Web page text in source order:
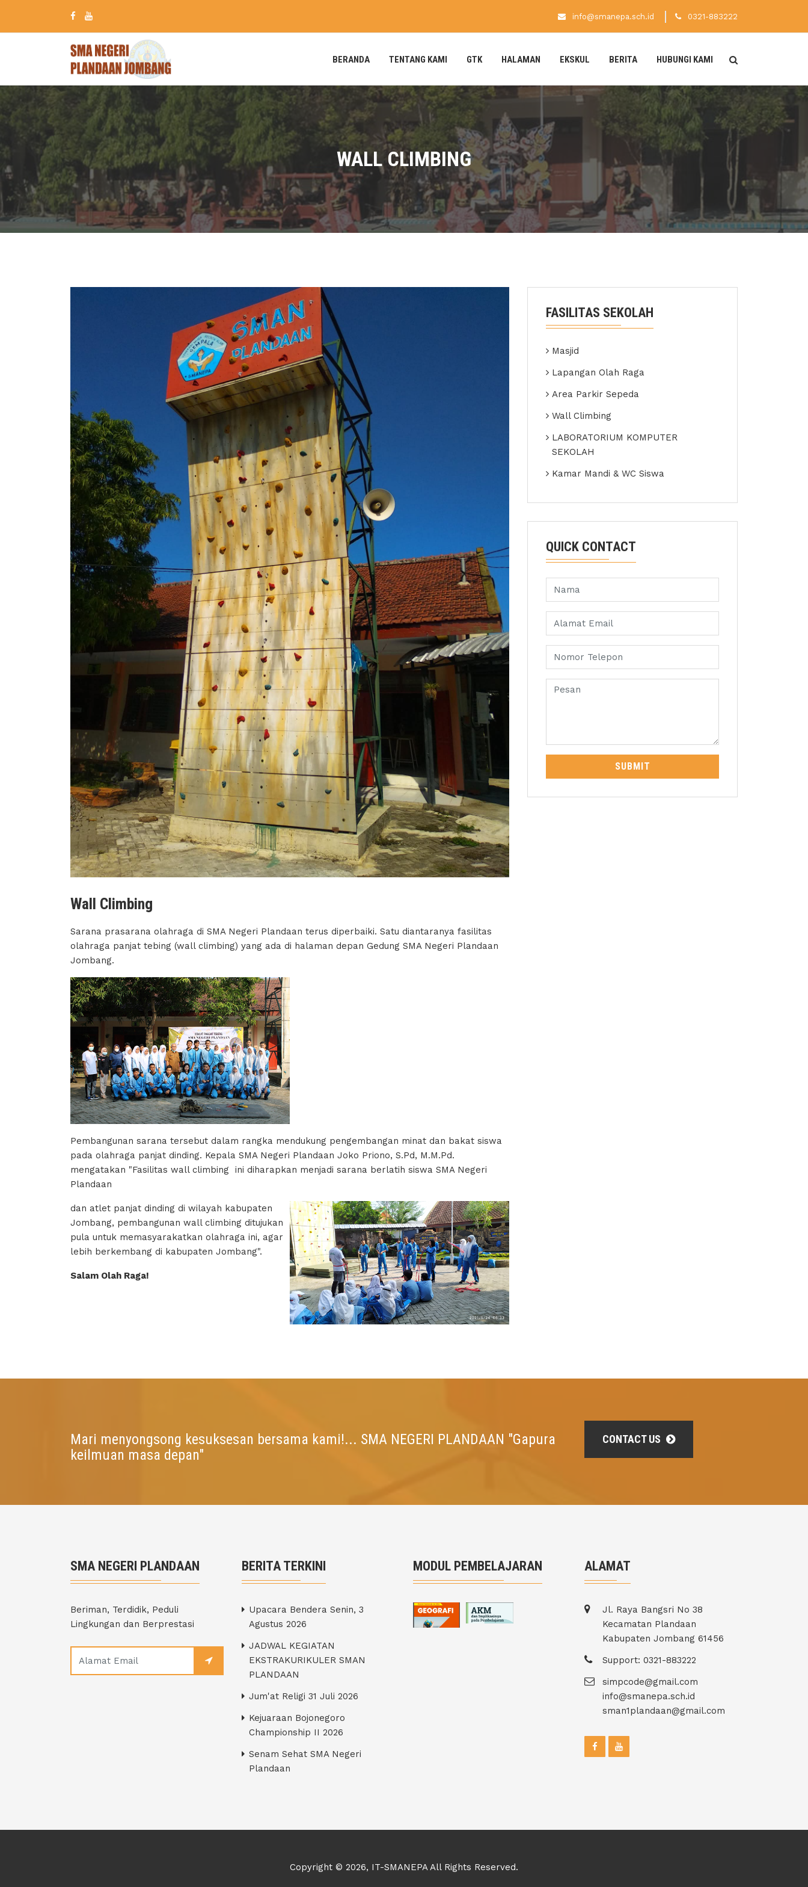
info@smanepa.sch.id 0321-883222
BERANDA TENTANG KAMI GTK HALAMAN EKSKUL BERITA HUBUNGI KAMI
WALL CLIMBING
Wall Climbing
Sarana prasarana olahraga di SMA Negeri Plandaan terus diperbaiki. Satu diantaranya fasilitas
olahraga panjat tebing (wall climbing) yang ada di halaman depan Gedung SMA Negeri Plandaan
Jombang.
Pembangunan sarana tersebut dalam rangka mendukung pengembangan minat dan bakat siswa
pada olahraga panjat dinding. Kepala SMA Negeri Plandaan Joko Priono, S.Pd, M.M.Pd.
mengatakan "Fasilitas wall climbing ini diharapkan menjadi sarana berlatih siswa SMA Negeri
Plandaan
dan atlet panjat dinding di wilayah kabupaten
Jombang, pembangunan wall climbing ditujukan
pula untuk memasyarakatkan olahraga ini, agar
lebih berkembang di kabupaten Jombang".
Salam Olah Raga!
FASILITAS SEKOLAH
Masjid
Lapangan Olah Raga
Area Parkir Sepeda
Wall Climbing
LABORATORIUM KOMPUTER
SEKOLAH
Kamar Mandi & WC Siswa
QUICK CONTACT
SUBMIT
Mari menyongsong kesuksesan bersama kami!... SMA NEGERI PLANDAAN "Gapura
keilmuan masa depan"
CONTACT US
SMA NEGERI PLANDAAN
Beriman, Terdidik, Peduli
Lingkungan dan Berprestasi
BERITA TERKINI
Upacara Bendera Senin, 3
Agustus 2026
JADWAL KEGIATAN
EKSTRAKURIKULER SMAN
PLANDAAN
Jum'at Religi 31 Juli 2026
Kejuaraan Bojonegoro
Championship II 2026
Senam Sehat SMA Negeri
Plandaan
MODUL PEMBELAJARAN ALAMAT
Jl. Raya Bangsri No 38
Kecamatan Plandaan
Kabupaten Jombang 61456
Support: 0321-883222
simpcode@gmail.com
info@smanepa.sch.id
sman1plandaan@gmail.com
Copyright © 2026, IT-SMANEPA All Rights Reserved.